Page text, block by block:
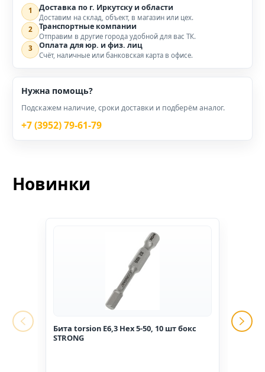
1 Доставка по г. Иркутску и области
Доставим на склад, объект, в магазин или цех.
2 Транспортные компании
Отправим в другие города удобной для вас ТК.
3 Оплата для юр. и физ. лиц
Счёт, наличные или банковская карта в офисе.
Нужна помощь?
Подскажем наличие, сроки доставки и подберём аналог.
+7 (3952) 79-61-79
Новинки
Бита torsion E6,3 Hex 5-50, 10 шт бокс
STRONG